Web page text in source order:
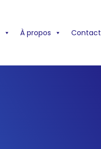
À propos Contact